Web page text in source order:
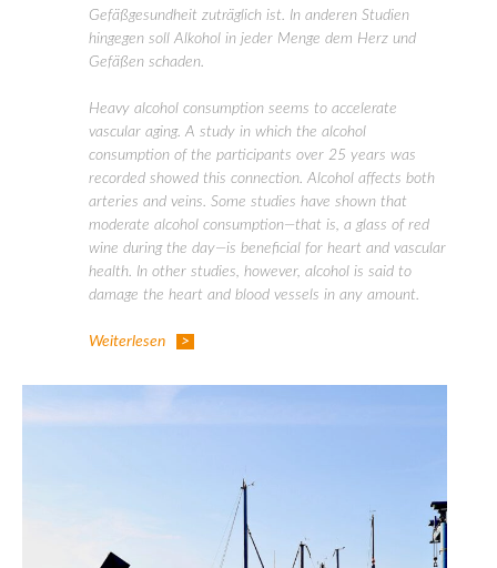
Gefäßgesundheit zuträglich ist. In anderen Studien
hingegen soll Alkohol in jeder Menge dem Herz und
Gefäßen schaden.
Heavy alcohol consumption seems to accelerate
vascular aging. A study in which the alcohol
consumption of the participants over 25 years was
recorded showed this connection. Alcohol affects both
arteries and veins. Some studies have shown that
moderate alcohol consumption—that is, a glass of red
wine during the day—is beneficial for heart and vascular
health. In other studies, however, alcohol is said to
damage the heart and blood vessels in any amount.
Weiterlesen